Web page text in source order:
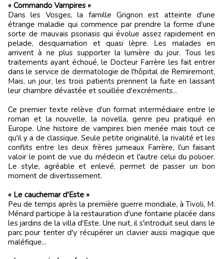
« Commando Vampires »
Dans les Vosges, la famille Grignon est atteinte d'une
étrange maladie qui commence par prendre la forme d'une
sorte de mauvais psoriasis qui évolue assez rapidement en
pelade, desquamation et quasi lèpre. Les malades en
arrivent à ne plus supporter la lumière du jour. Tous les
traitements ayant échoué, le Docteur Farrère les fait entrer
dans le service de dermatologie de l'hôpital de Remiremont.
Mais, un jour, les trois patients prennent la fuite en laissant
leur chambre dévastée et souillée d'excréments...
Ce premier texte relève d'un format intermédiaire entre le
roman et la nouvelle, la novella, genre peu pratiqué en
Europe. Une histoire de vampires bien menée mais tout ce
qu'il y a de classique. Seule petite originalité, la rivalité et les
conflits entre les deux frères jumeaux Farrère, l'un faisant
valoir le point de vue du médecin et l'autre celui du policier.
Le style, agréable et enlevé, permet de passer un bon
moment de divertissement.
« Le cauchemar d'Este »
Peu de temps après la première guerre mondiale, à Tivoli, M.
Ménard participe à la restauration d'une fontaine placée dans
les jardins de la villa d'Este. Une nuit, il s'introduit seul dans le
parc pour tenter d'y récupérer un clavier aussi magique que
maléfique...